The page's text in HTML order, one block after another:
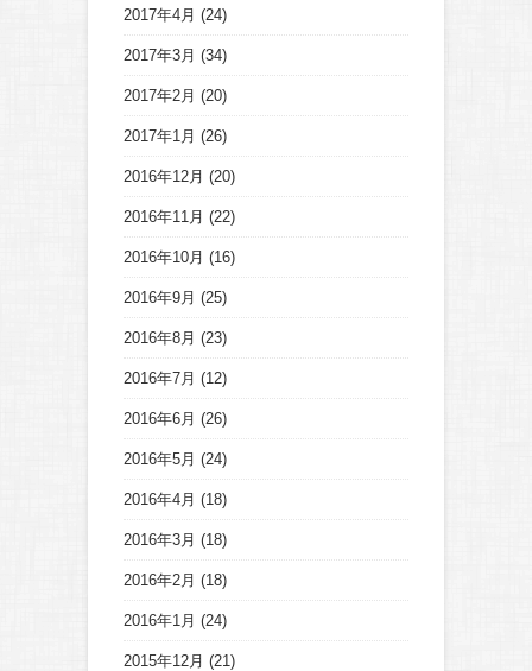
2017年4月 (24)
2017年3月 (34)
2017年2月 (20)
2017年1月 (26)
2016年12月 (20)
2016年11月 (22)
2016年10月 (16)
2016年9月 (25)
2016年8月 (23)
2016年7月 (12)
2016年6月 (26)
2016年5月 (24)
2016年4月 (18)
2016年3月 (18)
2016年2月 (18)
2016年1月 (24)
2015年12月 (21)